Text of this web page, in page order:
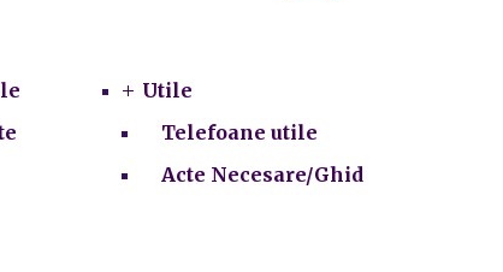
Utile
Telefoane utile
Acte Necesare/Ghid